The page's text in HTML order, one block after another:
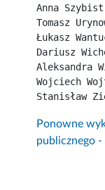
Anna
Tomasz
Łukasz
Dariusz
Wojciech
Ponowne
publicznego -